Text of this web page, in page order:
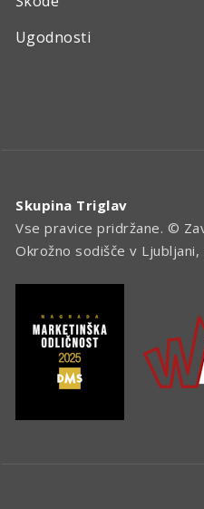
Ugodnosti
Skupina Triglav
Vse pravice pridržane. ©
Okrožno sodišče v